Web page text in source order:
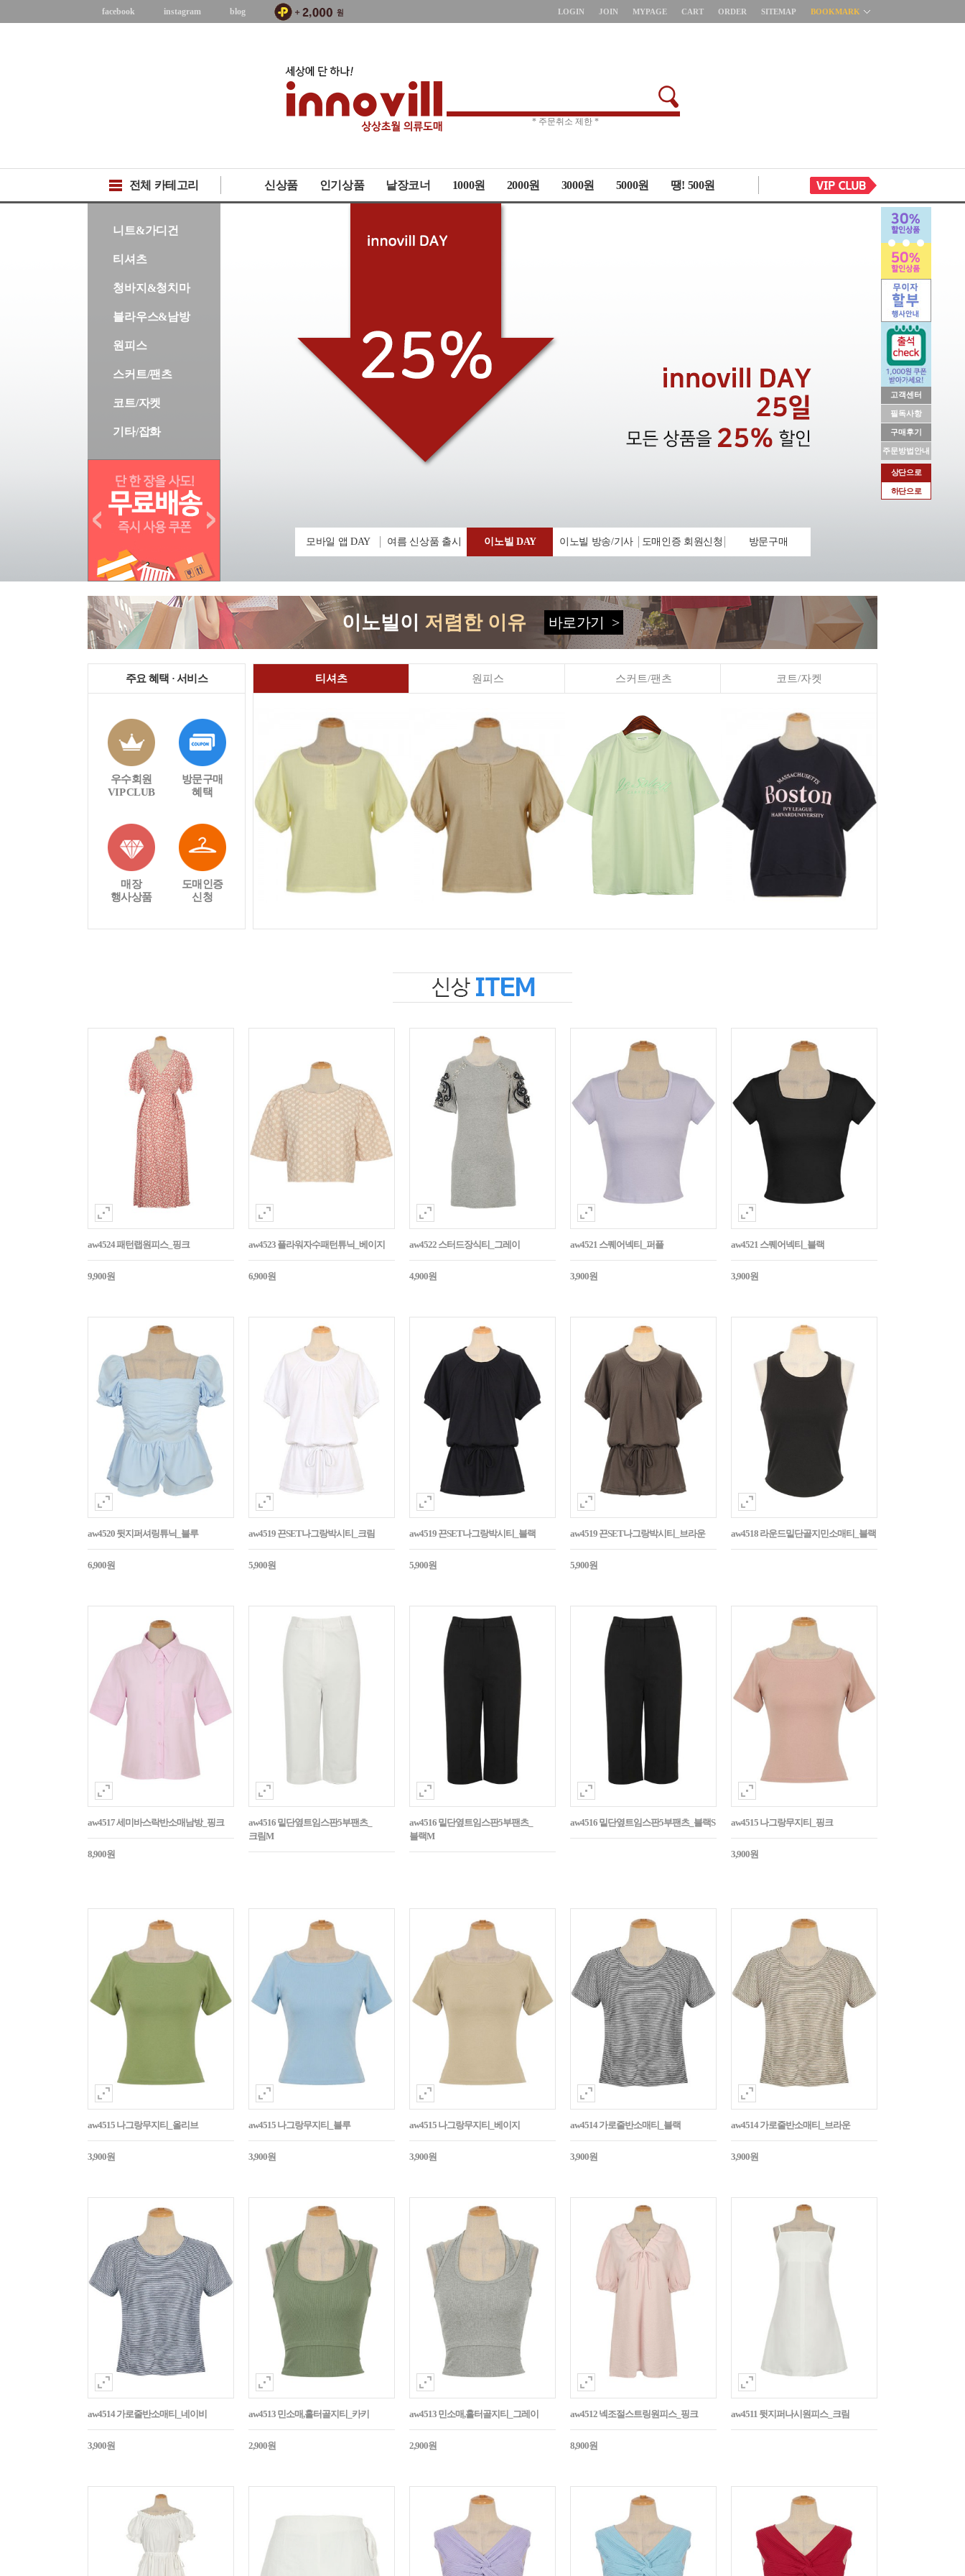
고객센터
필독사항
구매후기
주문방법안내
상단으로
하단으로
facebook instagram blog LOGIN JOIN MYPAGE CART ORDER SITEMAP BOOKMARK
* 주문취소 제한 *
전체 카테고리 신상품 인기상품 낱장코너 1000원 2000원 3000원 5000원 땡! 500원
니트&가디건
티셔츠
청바지&청치마
블라우스&남방
원피스
스커트/팬츠
코트/자켓
기타/잡화
모바일 앱 DAY 여름 신상품 출시 이노빌 DAY 이노빌 방송/기사 도매인증 회원신청 방문구매
이노빌이 저렴한 이유 바로가기 >
주요 혜택 · 서비스
우수회원
VIP CLUB
방문구매
혜택
매장
행사상품
도매인증
신청
티셔츠 원피스 스커트/팬츠 코트/자켓
aw4524 패턴랩원피스_핑크
9,900원
aw4523 플라워자수패턴튜닉_베이지
6,900원
aw4522 스터드장식티_그레이
4,900원
aw4521 스퀘어넥티_퍼플
3,900원
aw4521 스퀘어넥티_블랙
3,900원
aw4520 뒷지퍼셔링튜닉_블루
6,900원
aw4519 끈SET나그랑박시티_크림
5,900원
aw4519 끈SET나그랑박시티_블랙
5,900원
aw4519 끈SET나그랑박시티_브라운
5,900원
aw4518 라운드밑단골지민소매티_블랙
aw4517 세미바스락반소매남방_핑크
8,900원
aw4516 밑단옆트임스판5부팬츠_
크림M
aw4516 밑단옆트임스판5부팬츠_
블랙M
aw4516 밑단옆트임스판5부팬츠_블랙S aw4515 나그랑무지티_핑크
3,900원
aw4515 나그랑무지티_올리브
3,900원
aw4515 나그랑무지티_블루
3,900원
aw4515 나그랑무지티_베이지
3,900원
aw4514 가로줄반소매티_블랙
3,900원
aw4514 가로줄반소매티_브라운
3,900원
aw4514 가로줄반소매티_네이비
3,900원
aw4513 민소매,홀터골지티_카키
2,900원
aw4513 민소매,홀터골지티_그레이
2,900원
aw4512 넥조절스트링원피스_핑크
8,900원
aw4511 뒷지퍼나시원피스_크림